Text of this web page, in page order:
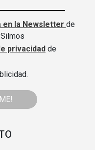
en la Newsletter de
privacidad de